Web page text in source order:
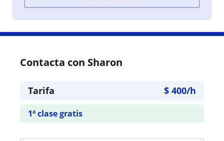
Contacta con Sharon
Tarifa $ 400/h
1ª clase gratis